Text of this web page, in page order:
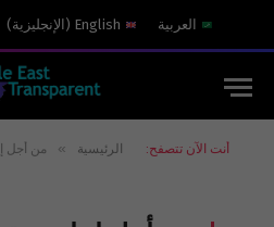
العربية English
( الإنجليزية)
أنت الآن تتصفح: الرئيسية » من أجل إعادة